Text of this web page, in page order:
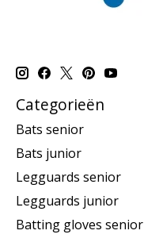
Categorieën
Bats senior
Bats junior
Legguards senior
Legguards junior
Batting gloves senior